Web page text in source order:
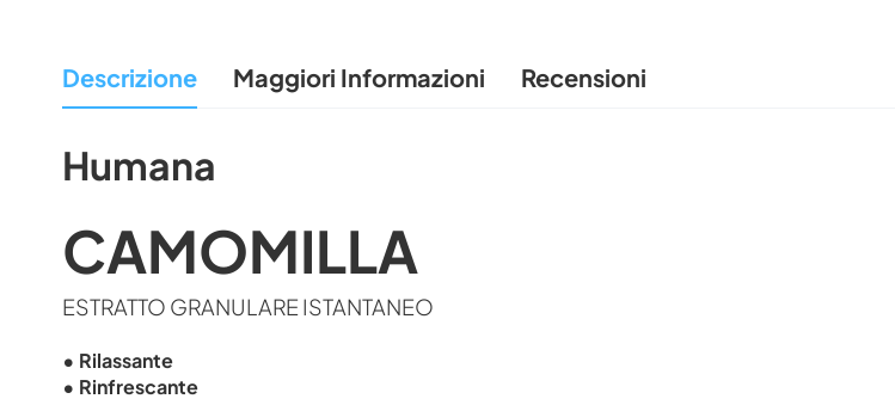
galleria
di
Descrizione
Humana
CAMOMILLA
ESTRATTO GRANULARE ISTANTANEO
• Rilassante
• Rinfrescante
Maggiori Informazioni Recensioni